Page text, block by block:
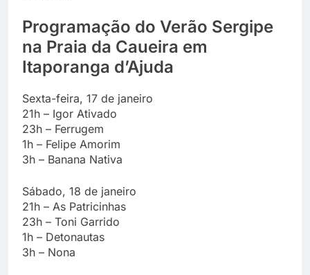
Programação do Verão Sergipe
na Praia da Caueira em
Itaporanga d’Ajuda
Sexta-feira, 17 de janeiro
21h – Igor Ativado
23h – Ferrugem
1h – Felipe Amorim
3h – Banana Nativa
Sábado, 18 de janeiro
21h – As Patricinhas
23h – Toni Garrido
1h – Detonautas
3h – Nona